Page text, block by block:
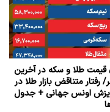
قیمت طلا و سکه در آخرین
رفتار متناقض بازار طلا در
اونس جهانی + جدول